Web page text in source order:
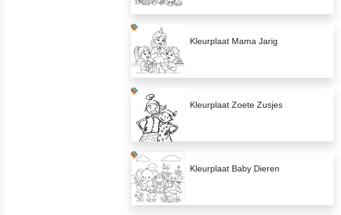
Kleurplaat Mama Jarig
Kleurplaat Zoete Zusjes
Kleurplaat Baby Dieren